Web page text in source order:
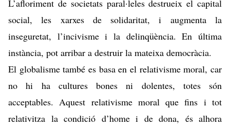
L’afloriment de societats paral·leles destrueix el capital
social, les xarxes de solidaritat, i augmenta la
inseguretat, l’incivisme i la delinqüència. En última
instància, pot arribar a destruir la mateixa democràcia.
El globalisme també es basa en el relativisme moral, car
no hi ha cultures bones ni dolentes, totes són
acceptables. Aquest relativisme moral que fins i tot
relativitza la condició d’home i de dona, és alhora